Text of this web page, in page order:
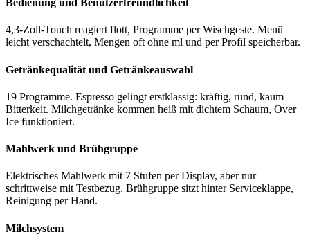
Bedienung und Benutzerfreundlichkeit
4,3-Zoll-Touch reagiert flott, Programme per Wischgeste. Menü
leicht verschachtelt, Mengen oft ohne ml und per Profil speicherbar.
Getränkequalität und Getränkeauswahl
19 Programme. Espresso gelingt erstklassig: kräftig, rund, kaum
Bitterkeit. Milchgetränke kommen heiß mit dichtem Schaum, Over
Ice funktioniert.
Mahlwerk und Brühgruppe
Elektrisches Mahlwerk mit 7 Stufen per Display, aber nur
schrittweise mit Testbezug. Brühgruppe sitzt hinter Serviceklappe,
Reinigung per Hand.
Milchsystem